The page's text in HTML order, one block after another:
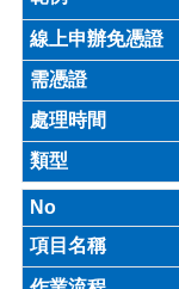
資
料
開
放
宣
告
網
站
安
全
政